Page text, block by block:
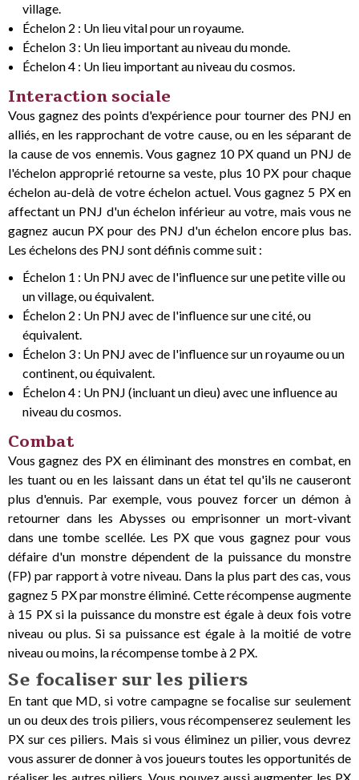
village.
Échelon 2 : Un lieu vital pour un royaume.
Échelon 3 : Un lieu important au niveau du monde.
Échelon 4 : Un lieu important au niveau du cosmos.
Interaction sociale
Vous gagnez des points d'expérience pour tourner des PNJ en
alliés, en les rapprochant de votre cause, ou en les séparant de
la cause de vos ennemis. Vous gagnez 10 PX quand un PNJ de
l'échelon approprié retourne sa veste, plus 10 PX pour chaque
échelon au-delà de votre échelon actuel. Vous gagnez 5 PX en
affectant un PNJ d'un échelon inférieur au votre, mais vous ne
gagnez aucun PX pour des PNJ d'un échelon encore plus bas.
Les échelons des PNJ sont définis comme suit :
Échelon 1 : Un PNJ avec de l'influence sur une petite ville ou
un village, ou équivalent.
Échelon 2 : Un PNJ avec de l'influence sur une cité, ou
équivalent.
Échelon 3 : Un PNJ avec de l'influence sur un royaume ou un
continent, ou équivalent.
Échelon 4 : Un PNJ (incluant un dieu) avec une influence au
niveau du cosmos.
Combat
Vous gagnez des PX en éliminant des monstres en combat, en
les tuant ou en les laissant dans un état tel qu'ils ne causeront
plus d'ennuis. Par exemple, vous pouvez forcer un démon à
retourner dans les Abysses ou emprisonner un mort-vivant
dans une tombe scellée. Les PX que vous gagnez pour vous
défaire d'un monstre dépendent de la puissance du monstre
(FP) par rapport à votre niveau. Dans la plus part des cas, vous
gagnez 5 PX par monstre éliminé. Cette récompense augmente
à 15 PX si la puissance du monstre est égale à deux fois votre
niveau ou plus. Si sa puissance est égale à la moitié de votre
niveau ou moins, la récompense tombe à 2 PX.
Se focaliser sur les piliers
En tant que MD, si votre campagne se focalise sur seulement
un ou deux des trois piliers, vous récompenserez seulement les
PX sur ces piliers. Mais si vous éliminez un pilier, vous devrez
vous assurer de donner à vos joueurs toutes les opportunités de